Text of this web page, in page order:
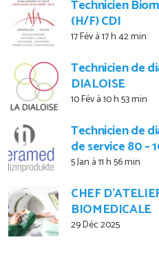
Technicien
(H/F) CDI
17 Fév à 17 h 42 min
Technicien de
DIALOISE
10 Fév à 10 h 53 min
Technicien de
de service 80
5 Jan à 11 h 56 min
CHEF
BIOMEDICALE
29 Déc 2025